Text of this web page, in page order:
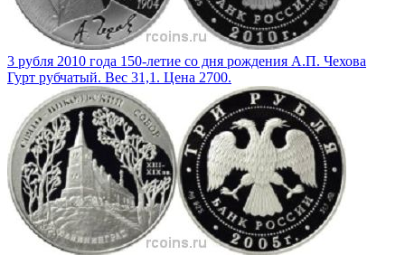
3 рубля 2010 года 150-летие со дня рождения А.П. Чехова
Гурт рубчатый. Вес 31,1. Цена 2700.